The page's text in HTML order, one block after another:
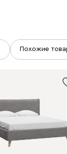
Похожие